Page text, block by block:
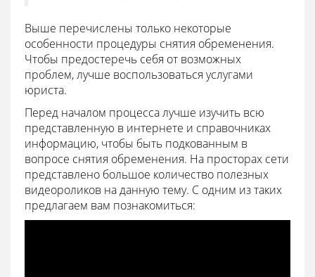
Выше перечислены только некоторые
особенности процедуры снятия обременения.
Чтобы предостеречь себя от возможных
проблем, лучше воспользоваться услугами
юриста.
Перед началом процесса лучше изучить всю
представленную в интернете и справочниках
информацию, чтобы быть подкованным в
вопросе снятия обременения. На просторах сети
представлено большое количество полезных
видеороликов на данную тему. С одним из таких
предлагаем вам познакомиться: